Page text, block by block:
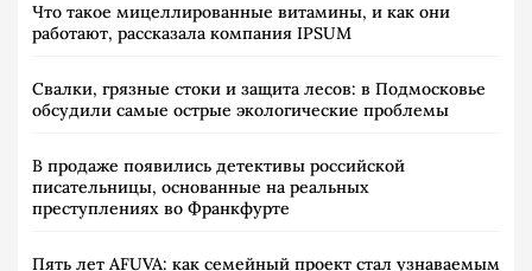
Что такое мицеллированные витамины, и как они
работают, рассказала компания IPSUM
Свалки, грязные стоки и защита лесов: в Подмосковье
обсудили самые острые экологические проблемы
В продаже появились детективы российской
писательницы, основанные на реальных
преступлениях во Франкфурте
Пять лет AFUVA: как семейный проект стал узнаваемым